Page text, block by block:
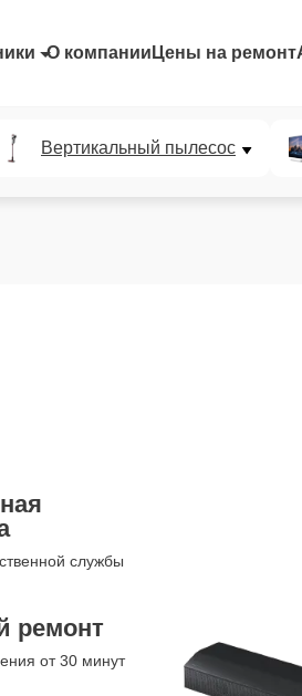
О компании Цены на ремонт
Вертикальный пылесос
службы
ремонт
от 30 минут